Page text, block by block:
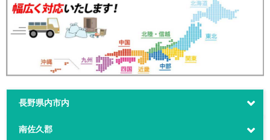
長野県内市内
南佐久郡